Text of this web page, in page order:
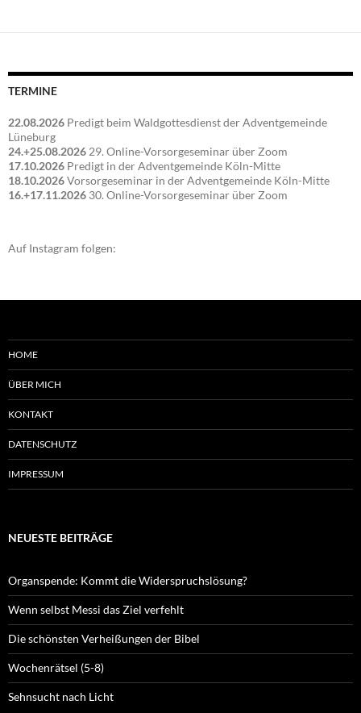
TERMINE
22.08.2026 Predigt beim Waldgottesdienst der Adventgemeinde
Lüneburg
24.+25.08.2026 29. Online-Vorsorgeseminar über Zoom
17.10.2026 Predigt in der Adventgemeinde Köln-Mitte
18.10.2026Vorsorgeseminar in der Adventgemeinde Köln-Mitte
16.+17.11.2026 30. Online-Vorsorgeseminar über Zoom
Auf Instagram folgen:
HOME
ÜBER MICH
KONTAKT
DATENSCHUTZ
IMPRESSUM
NEUESTE BEITRÄGE
Organspende: Kommt die Widerspruchslösung?
Wenn selbst Messi das Ziel verfehlt
Die schönsten Verheißungen der Bibel
Wochenrätsel (5-8)
Sehnsucht nach Licht